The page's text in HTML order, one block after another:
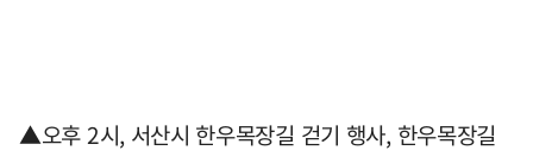
▲오후 2시, 서산시 한우목장길 걷기 행사, 한우목장길